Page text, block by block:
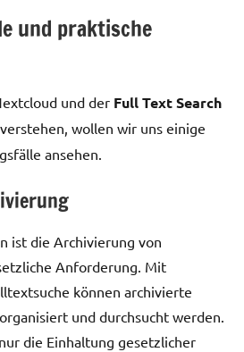
und praktische
und der Full Text Search
wollen wir uns einige
ansehen.
ist die Archivierung von
Anforderung. Mit
können archivierte
und durchsucht werden.
die Einhaltung gesetzlicher